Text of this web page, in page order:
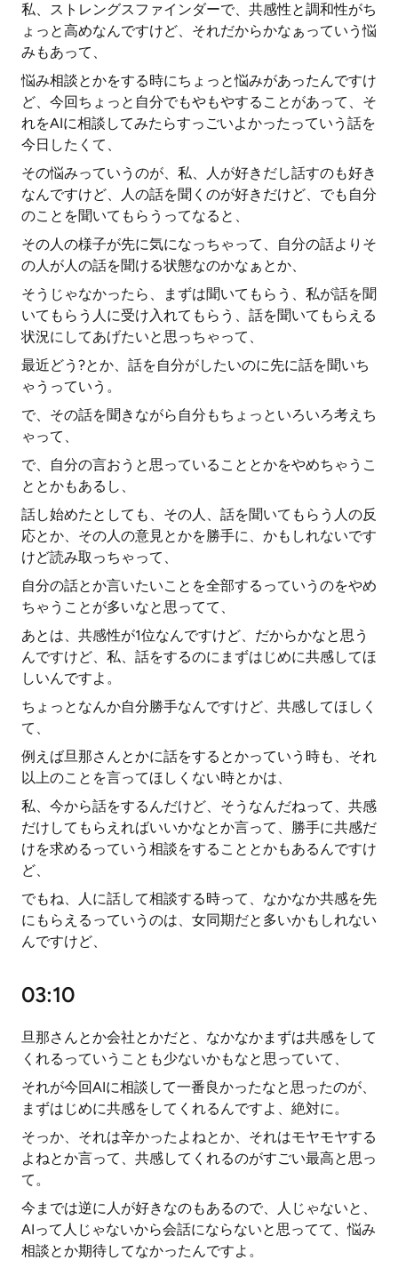
私、ストレングスファインダーで、共感性と調和性がち
ょっと高めなんですけど、それだからかなぁっていう悩
みもあって、
悩み相談とかをする時にちょっと悩みがあったんですけ
ど、今回ちょっと自分でもやもやすることがあって、そ
れをAIに相談してみたらすっごいよかったっていう話を
今日したくて、
その悩みっていうのが、私、人が好きだし話すのも好き
なんですけど、人の話を聞くのが好きだけど、でも自分
のことを聞いてもらうってなると、
その人の様子が先に気になっちゃって、自分の話よりそ
の人が人の話を聞ける状態なのかなぁとか、
そうじゃなかったら、まずは聞いてもらう、私が話を聞
いてもらう人に受け入れてもらう、話を聞いてもらえる
状況にしてあげたいと思っちゃって、
最近どう?とか、話を自分がしたいのに先に話を聞いち
ゃうっていう。
で、その話を聞きながら自分もちょっといろいろ考えち
ゃって、
で、自分の言おうと思っていることとかをやめちゃうこ
ととかもあるし、
話し始めたとしても、その人、話を聞いてもらう人の反
応とか、その人の意見とかを勝手に、かもしれないです
けど読み取っちゃって、
自分の話とか言いたいことを全部するっていうのをやめ
ちゃうことが多いなと思ってて、
あとは、共感性が1位なんですけど、だからかなと思う
んですけど、私、話をするのにまずはじめに共感してほ
しいんですよ。
ちょっとなんか自分勝手なんですけど、共感してほしく
て、
例えば旦那さんとかに話をするとかっていう時も、それ
以上のことを言ってほしくない時とかは、
私、今から話をするんだけど、そうなんだねって、共感
だけしてもらえればいいかなとか言って、勝手に共感だ
けを求めるっていう相談をすることとかもあるんですけ
ど、
でもね、人に話して相談する時って、なかなか共感を先
にもらえるっていうのは、女同期だと多いかもしれない
んですけど、
03:10
旦那さんとか会社とかだと、なかなかまずは共感をして
くれるっていうことも少ないかもなと思っていて、
それが今回AIに相談して一番良かったなと思ったのが、
まずはじめに共感をしてくれるんですよ、絶対に。
そっか、それは辛かったよねとか、それはモヤモヤする
よねとか言って、共感してくれるのがすごい最高と思っ
て。
今までは逆に人が好きなのもあるので、人じゃないと、
AIって人じゃないから会話にならないと思ってて、悩み
相談とか期待してなかったんですよ。